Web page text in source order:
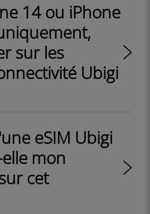
14 ou iPhone
sur les
Ubigi
eSIM Ubigi
mon
cet